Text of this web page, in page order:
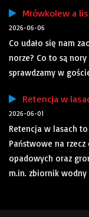
Mrówkolew a
2026-06-06
Co udało się nam
norze? Co to są
sprawdzamy w
Retencja w
2026-06-01
Retencja w lasach
Państwowe na
opadowych oraz
m.in. zbiornik wodny